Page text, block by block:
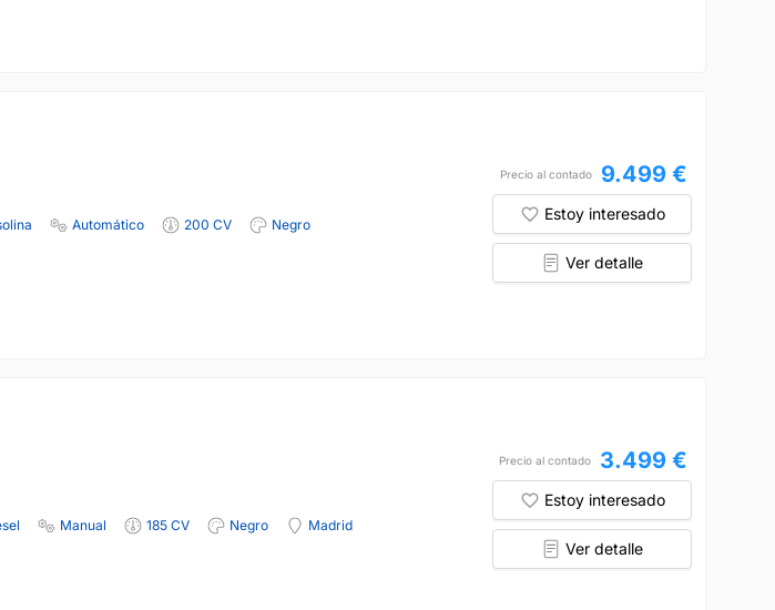
Automático 200 CV
Negro
Precio al contado 9.499 €
Estoy interesado
Ver detalle
Manual 185 CV Negro
Madrid
Precio al contado 3.499 €
Estoy interesado
Ver detalle